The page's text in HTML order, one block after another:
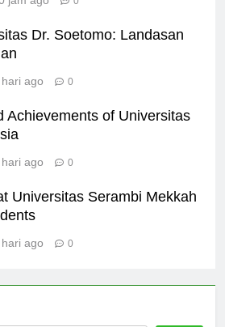
Dr. Soetomo: Landasan
Achievements of Universitas
Universitas Serambi Mekkah